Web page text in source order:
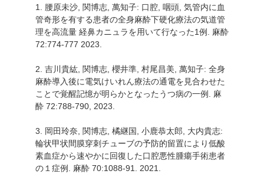
1. 腰原未沙, 関博志, 萬知子: 口腔, 咽頭, 気管内に血
管奇形を有する患者の全身麻酔下硬化療法の気道管
理を高流量 経鼻カニュラを用いて行なった1例. 麻酔
72:774-777 2023.
2. 吉川貴紘, 関博志, 櫻井準, 村尾昌美, 萬知子: 全身
麻酔導入後に電気けいれん療法の通電を見合わせた
ことで覚醒記憶が明らかとなったうつ病の一例. 麻
酔 72:788-790, 2023.
3. 岡田玲奈, 関博志, 橘継国, 小鹿恭太郎, 大内貴志:
輪状甲状間膜穿刺チューブの予防的留置により低酸
素血症から速やかに回復した口腔悪性腫瘍手術患者
の１症例. 麻酔 70:1088-91. 2021.